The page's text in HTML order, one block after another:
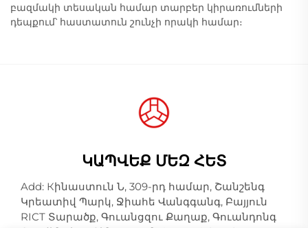
բազմակի տեսական համար տարբեր կիրառումների
դեպքում՝ հաստատուն շունչի որակի համար։
ԿԱՊՎԵՔ ՄԵԶ ՀԵՏ
Add: Кինաստուն Ն, 309-րդ համար, Շանշենգ
Կրեատիվ Պարկ, Ջիահե Վանգգանգ, Բայյուն
RICT Տարածք, Գուանցզու Քաղաք, Գուանդոնգ